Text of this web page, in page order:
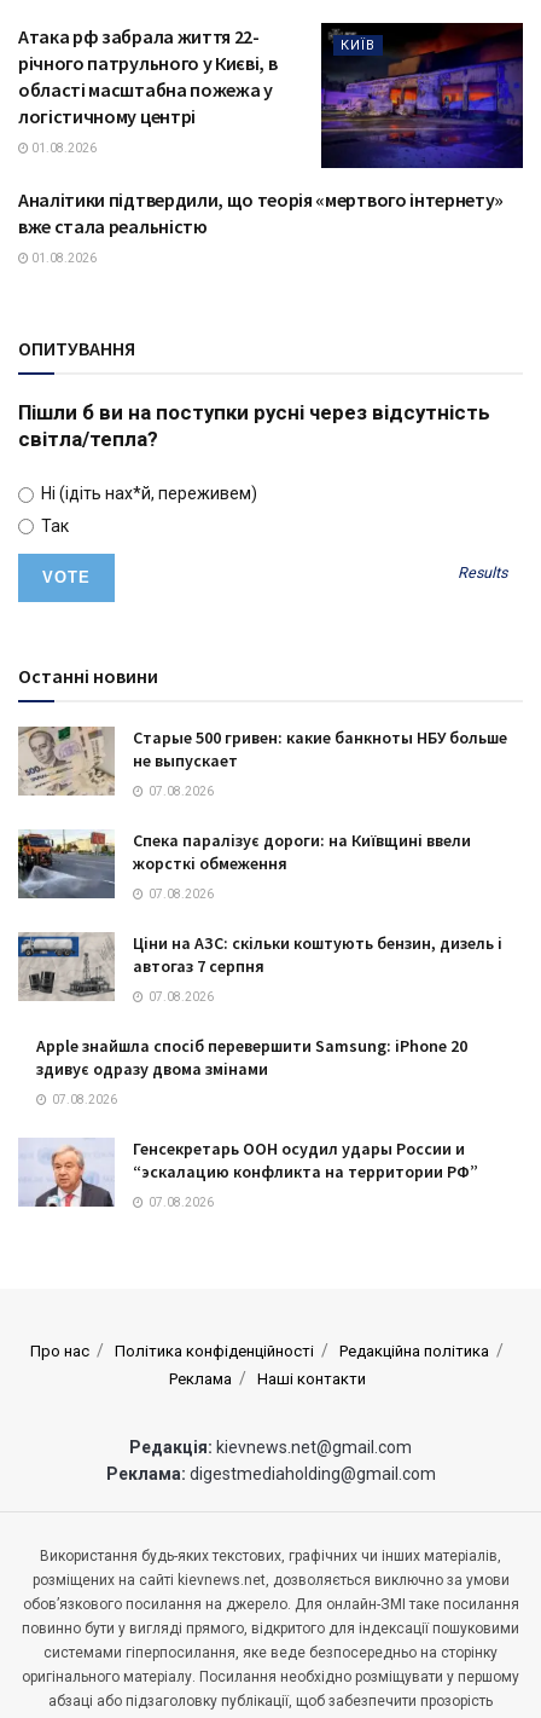
КИЇВ
Атака рф забрала життя 22-
річного патрульного у Києві, в
області масштабна пожежа у
логістичному центрі
01.08.2026
ТЕХНОЛОГІЇ
Аналітики підтвердили, що теорія «мертвого інтернету»
вже стала реальністю
01.08.2026
ОПИТУВАННЯ
Пішли б ви на поступки русні через відсутність
світла/тепла?
Ні (ідіть нах*й, переживем)
Так
Results
Останні новини
Старые 500 гривен: какие банкноты НБУ больше
не выпускает
07.08.2026
Спека паралізує дороги: на Київщині ввели
жорсткі обмеження
07.08.2026
Ціни на АЗС: скільки коштують бензин, дизель і
автогаз 7 серпня
07.08.2026
Apple знайшла спосіб перевершити Samsung: iPhone 20
здивує одразу двома змінами
07.08.2026
Генсекретарь ООН осудил удары России и
“эскалацию конфликта на территории РФ”
07.08.2026
Про нас Політика конфіденційності
Редакційна політика
Реклама
Наші контакти
Редакція: kievnews.net@gmail.com
Реклама: digestmediaholding@gmail.com
Використання будь-яких текстових, графічних чи інших матеріалів,
розміщених на сайті kievnews.net, дозволяється виключно за умови
обов’язкового посилання на джерело. Для онлайн-ЗМІ таке посилання
повинно бути у вигляді прямого, відкритого для індексації пошуковими
системами гіперпосилання, яке веде безпосередньо на сторінку
оригінального матеріалу. Посилання необхідно розміщувати у першому
абзаці або підзаголовку публікації, щоб забезпечити прозорість